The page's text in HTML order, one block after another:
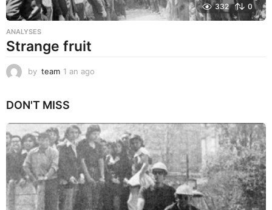
332 0
ANALYSES
Strange fruit
by team 1 an ago
o
DON'T MISS